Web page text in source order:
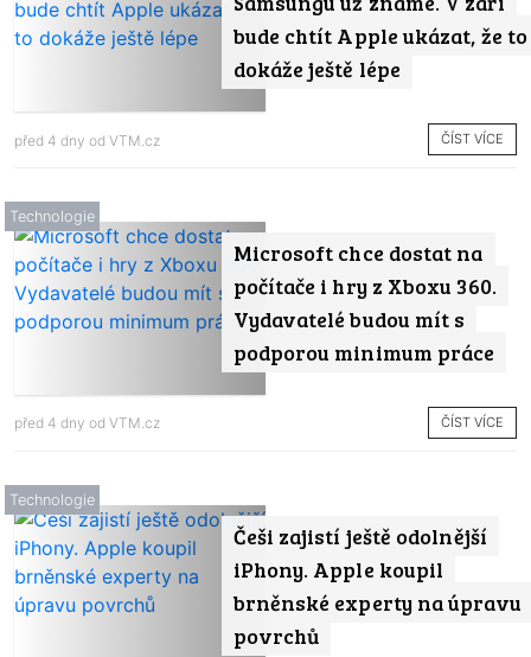
bude chtít Apple ukázat, že to
dokáže ještě lépe
před 4 dny od VTM.cz ČÍST VÍCE
Microsoft chce dostat na
počítače i hry z Xboxu 360.
Vydavatelé budou mít s
podporou minimum práce
Technologie
před 4 dny od VTM.cz ČÍST VÍCE
Češi zajistí ještě odolnější
iPhony. Apple koupil
brněnské experty na úpravu
povrchů
Technologie